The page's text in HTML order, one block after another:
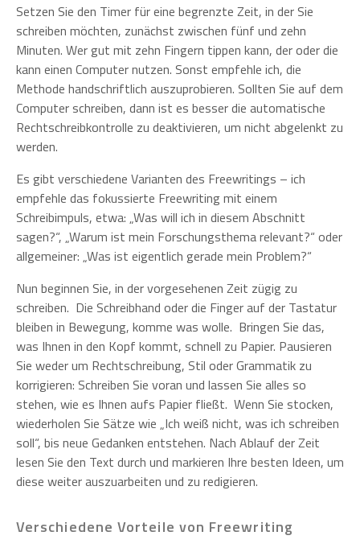
Setzen Sie den Timer für eine begrenzte Zeit, in der Sie
schreiben möchten, zunächst zwischen fünf und zehn
Minuten. Wer gut mit zehn Fingern tippen kann, der oder die
kann einen Computer nutzen. Sonst empfehle ich, die
Methode handschriftlich auszuprobieren. Sollten Sie auf dem
Computer schreiben, dann ist es besser die automatische
Rechtschreibkontrolle zu deaktivieren, um nicht abgelenkt zu
werden.
Es gibt verschiedene Varianten des Freewritings – ich
empfehle das fokussierte Freewriting mit einem
Schreibimpuls, etwa: „Was will ich in diesem Abschnitt
sagen?“, „Warum ist mein Forschungsthema relevant?“ oder
allgemeiner: „Was ist eigentlich gerade mein Problem?“
Nun beginnen Sie, in der vorgesehenen Zeit zügig zu
schreiben. Die Schreibhand oder die Finger auf der Tastatur
bleiben in Bewegung, komme was wolle. Bringen Sie das,
was Ihnen in den Kopf kommt, schnell zu Papier. Pausieren
Sie weder um Rechtschreibung, Stil oder Grammatik zu
korrigieren: Schreiben Sie voran und lassen Sie alles so
stehen, wie es Ihnen aufs Papier fließt. Wenn Sie stocken,
wiederholen Sie Sätze wie „Ich weiß nicht, was ich schreiben
soll“, bis neue Gedanken entstehen. Nach Ablauf der Zeit
lesen Sie den Text durch und markieren Ihre besten Ideen, um
diese weiter auszuarbeiten und zu redigieren.
Verschiedene Vorteile von Freewriting